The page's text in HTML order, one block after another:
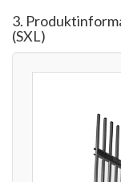
3.
(SXL)